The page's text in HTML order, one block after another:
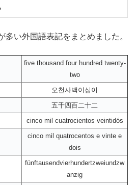
多い外国語表記をまとめました。
five thousand four hundred twenty-
two
오천사백이십이
五千四百二十二
cinco mil cuatrocientos veintidós
cinco mil quatrocentos e vinte e
dois
fünftausendvierhundertzweiundzw
anzig